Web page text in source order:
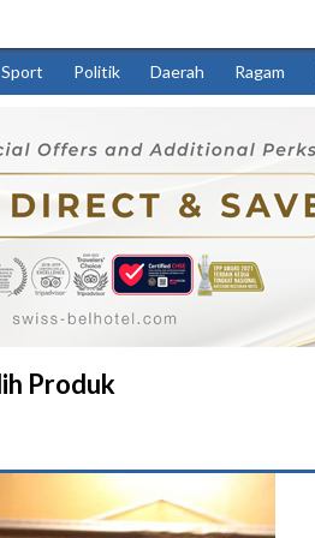
Sport Politik Daerah Ragam
Produk